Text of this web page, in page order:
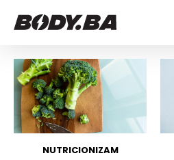
FITNESS
Vježbanje
Mršanje
Discipline
Indoor & Outdoor
BODYBUILDING
Trening i vježbe
Takmičarski bodybuilding
NUTRICIONIZAM